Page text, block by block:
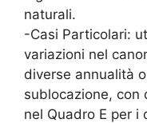
naturali.
-Casi Particolari:
variazioni nel
diverse annualità
sublocazione, con
nel Quadro E per i